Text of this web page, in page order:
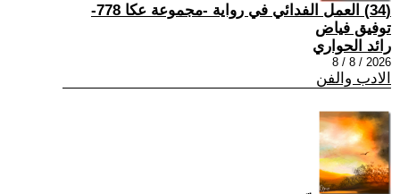
(34) العمل الفدائي في رواية -مجموعة عكا 778-
توفيق فياض
رائد الحواري
2026 / 8 / 8
الادب والفن